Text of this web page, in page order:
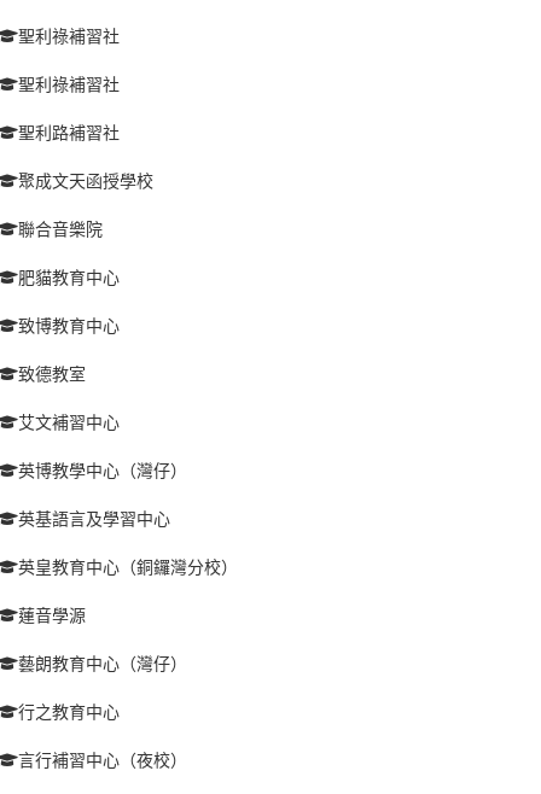
聖利祿補習社
聖利祿補習社
聖利路補習社
聚成文天函授學校
聯合音樂院
肥貓教育中心
致博教育中心
致德教室
艾文補習中心
英博教學中心（灣仔）
英基語言及學習中心
英皇教育中心（銅鑼灣分校）
蓮音學源
藝朗教育中心（灣仔）
行之教育中心
言行補習中心（夜校）